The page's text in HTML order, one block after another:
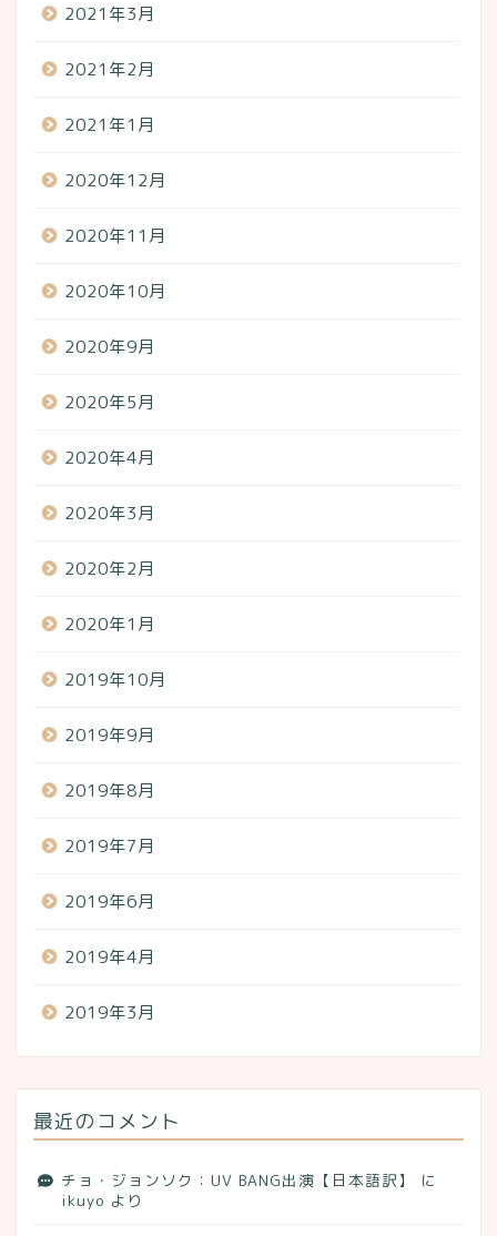
2021年3月
2021年2月
2021年1月
2020年12月
2020年11月
2020年10月
2020年9月
2020年5月
2020年4月
2020年3月
2020年2月
2020年1月
2019年10月
2019年9月
2019年8月
2019年7月
2019年6月
2019年4月
2019年3月
最近のコメント
チョ・ジョンソク：UV BANG出演【日本語訳】
に
ikuyo より